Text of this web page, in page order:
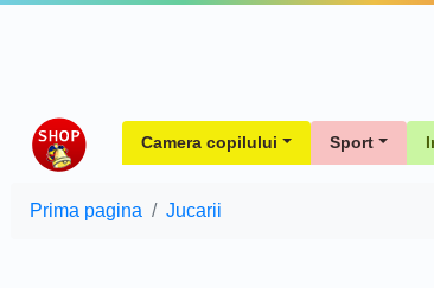
Camera copilului Sport
Prima pagina Jucarii